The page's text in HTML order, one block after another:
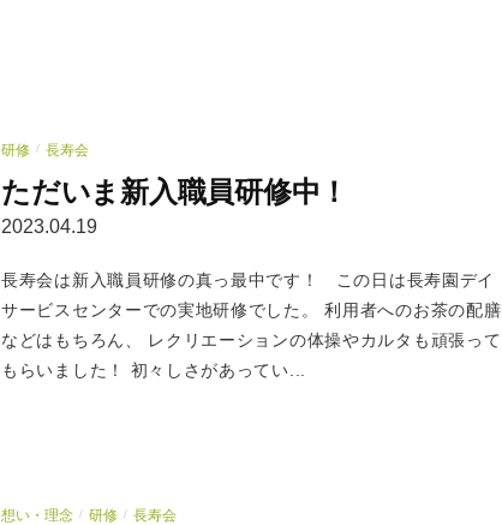
研修 / 長寿会
ただいま新入職員研修中！
2023.04.19
長寿会は新入職員研修の真っ最中です！ この日は長寿園デイ
サービスセンターでの実地研修でした。 利用者へのお茶の配膳
などはもちろん、 レクリエーションの体操やカルタも頑張って
もらいました！ 初々しさがあってい...
想い・理念 / 研修 / 長寿会